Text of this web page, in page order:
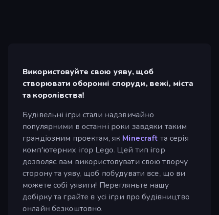
Використовуйте свою уяву, щоб
створювати оборонні споруди, вежі, міста
та королівства!
Будівельні ігри стали надзвичайно
популярними в останні роки завдяки таким
грандіозним проектам, як Minecraft та серія
комп'ютерних ігор Lego. Цей тип ігор
дозволяє вам використовувати свою творчу
сторону та уяву, щоб побудувати все, що ви
можете собі уявити! Перегляньте нашу
добірку та грайте в усі ігри про будівництво
онлайн безкоштовно.